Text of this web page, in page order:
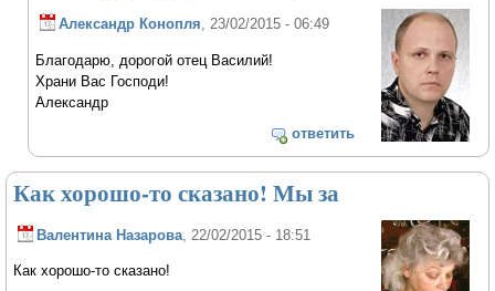
Александр Конопля , 23/02/2015 - 06:49
Благодарю, дорогой отец Василий!
Храни Вас Господи!
Александр
ответить
Как хорошо-то сказано! Мы за
Валентина Назарова , 22/02/2015 - 18:51
Как хорошо-то сказано!